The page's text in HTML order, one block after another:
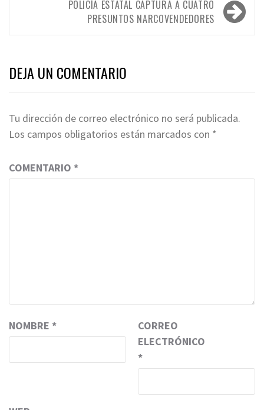
POLICÍA ESTATAL CAPTURA A CUATRO
PRESUNTOS NARCOVENDEDORES
DEJA UN COMENTARIO
Tu dirección de correo electrónico no será publicada.
Los campos obligatorios están marcados con *
COMENTARIO *
NOMBRE *
CORREO
ELECTRÓNICO
*